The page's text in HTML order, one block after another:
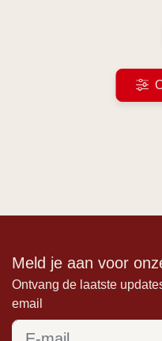
Meld je aan voor
Ontvang de laatste
email